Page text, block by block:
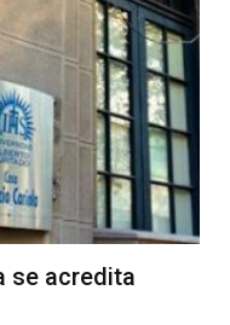
se acredita